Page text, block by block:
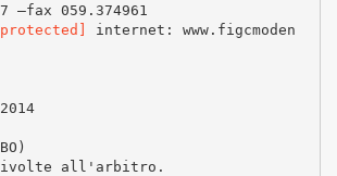
–fax 059.374961
internet: www.figcmoden
all'arbitro.